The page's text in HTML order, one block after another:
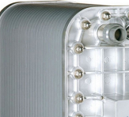
MK-TC500